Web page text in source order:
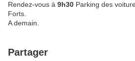
Rendez-vous à 9h30 Parking des
Forts.
A demain.
Partager